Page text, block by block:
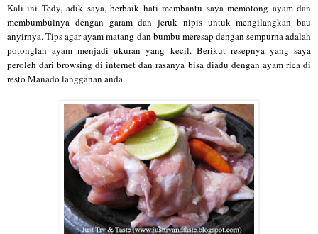
Kali ini Tedy, adik saya, berbaik hati membantu saya memotong ayam dan
membumbuinya dengan garam dan jeruk nipis untuk mengilangkan bau
anyirnya. Tips agar ayam matang dan bumbu meresap dengan sempurna adalah
potonglah ayam menjadi ukuran yang kecil. Berikut resepnya yang saya
peroleh dari browsing di internet dan rasanya bisa diadu dengan ayam rica di
resto Manado langganan anda.